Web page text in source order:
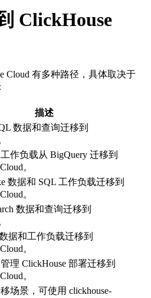
ClickHouse
Cloud 有多种路径，具体取决于
描述
数据和查询迁移到
作负载从 BigQuery 迁移到
。
数据和 SQL 工作负载迁移到
。
数据和查询迁移到
据和工作负载迁移到
。
理 ClickHouse 部署迁移到
。
场景，可使用 clickhouse-